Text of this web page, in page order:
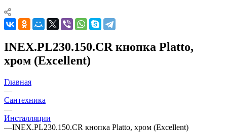
INEX.PL230.150.CR кнопка Platto,
хром (Excellent)
Главная
—
Сантехника
—
Инсталляции
—INEX.PL230.150.CR кнопка Platto, хром (Excellent)